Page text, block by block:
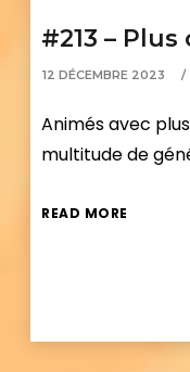
#213 –
12 DÉCEMBRE 2023
Animés avec
multitude de
READ MORE